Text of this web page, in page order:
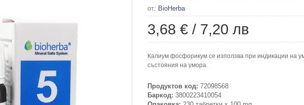
от: BioHerba
3,68 € / 7,20 лв
Калиум фосфорикум се използва при индикации на
състояния на умора.
Продуктов код: 72098568
Баркод: 3800223410054